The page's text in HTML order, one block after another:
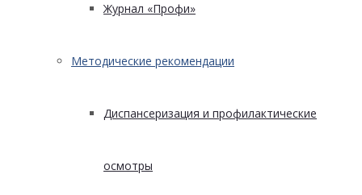
Журнал «Профи»
Методические рекомендации
Диспансеризация и профилактические
осмотры